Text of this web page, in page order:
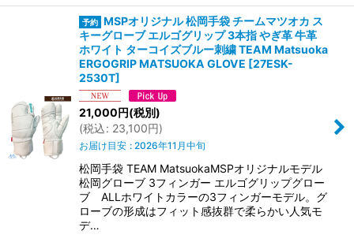
MSPオリジナル 松岡手袋 チームマツオカ ス
キーグローブ エルゴグリップ 3本指 やぎ革 牛革
ホワイト ターコイズブルー刺繍 TEAM Matsuoka
ERGOGRIP MATSUOKA GLOVE [27ESK-
2530T]
21,000円(税別)
(税込: 23,100円)
お届け目安 : 2026年11月中旬
松岡手袋 TEAM MatsuokaMSPオリジナルモデル
松岡グローブ 3フィンガー エルゴグリップグロー
ブ ALLホワイトカラーの3フィンガーモデル。グ
ローブの形成はフィット感抜群で柔らかい人気モ
デ…